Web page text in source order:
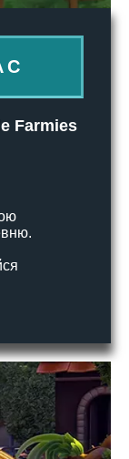
Farmies